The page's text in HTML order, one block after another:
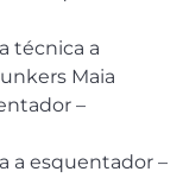
técnica a
Maia
–
a esquentador –